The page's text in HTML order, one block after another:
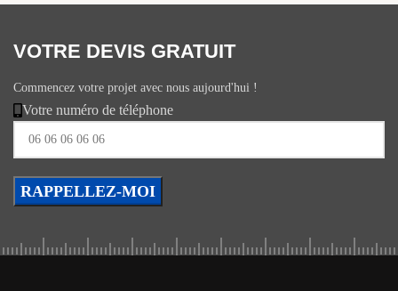
VOTRE DEVIS GRATUIT
Commencez votre projet avec nous aujourd'hui !
Votre numéro de téléphone